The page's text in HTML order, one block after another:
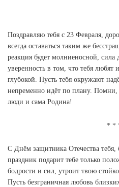
Поздравляю тебя с 23 Февраля,
всегда оставаться таким же
реакция будет молниеносной,
уверенность в том, что тебя любят
глубокой. Пусть тебя окружают
непременно идёт по плану. Помни,
люди и сама Родина!
С Днём защитника Отечества
праздник подарит тебе только
бодрости и сил, утроит твою
Пусть безграничная любовь